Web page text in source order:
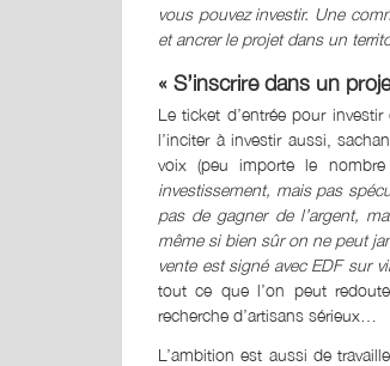
vous pouvez investir. Une
et ancrer le projet dans un
« S’inscrire dans un
Le ticket d’entrée pour
l’inciter à investir aussi,
voix (peu importe le
investissement, mais pas
pas de gagner de l’argent,
même si bien sûr on ne peut
vente est signé avec EDF sur
tout ce que l’on peut
recherche d’artisans sérieux…
L’ambition est aussi de